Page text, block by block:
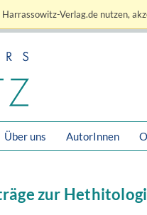
Verlag.de nutzen,
Über uns AutorInnen
zur